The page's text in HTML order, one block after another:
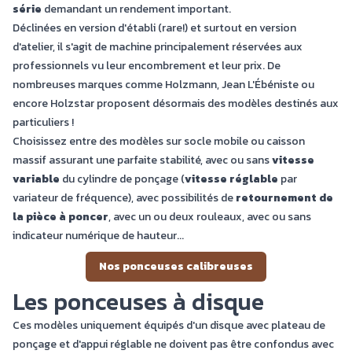
série demandant un rendement important.
Déclinées en version d'établi (rare!) et surtout en version
d'atelier, il s'agit de machine principalement réservées aux
professionnels vu leur encombrement et leur prix. De
nombreuses marques comme Holzmann, Jean L'Ébéniste ou
encore Holzstar proposent désormais des modèles destinés aux
particuliers !
Choisissez entre des modèles sur socle mobile ou caisson
massif assurant une parfaite stabilité, avec ou sansvitesse
variable du cylindre de ponçage (vitesse réglable par
variateur de fréquence), avec possibilités deretournement de
la pièce à poncer, avec un ou deux rouleaux, avec ou sans
indicateur numérique de hauteur...
Nos ponceuses calibreuses
Les ponceuses à disque
Ces modèles uniquement équipés d'un disque avec plateau de
ponçage et d'appui réglable ne doivent pas être confondus avec